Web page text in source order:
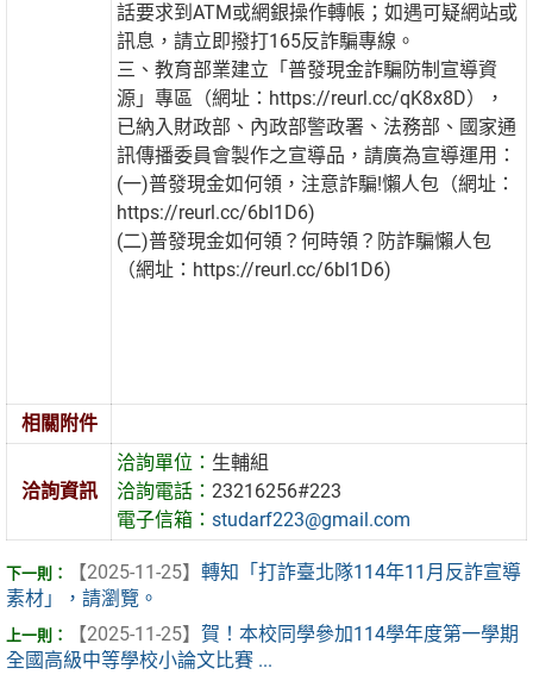
話要求到ATM或網銀操作轉帳；如遇可疑網站或
訊息，請立即撥打165反詐騙專線。
三、教育部業建立「普發現金詐騙防制宣導資
源」專區（網址：https://reurl.cc/qK8x8D），
已納入財政部、內政部警政署、法務部、國家通
訊傳播委員會製作之宣導品，請廣為宣導運用：
(一)普發現金如何領，注意詐騙!懶人包（網址：
https://reurl.cc/6bl1D6)
(二)普發現金如何領？何時領？防詐騙懶人包
（網址：https://reurl.cc/6bl1D6)
相關附件
洽詢資訊
洽詢單位： 生輔組
洽詢電話：23216256#223
電子信箱：studarf223@gmail.com
【2025-11-25】 轉知「打詐臺北隊114年11月反詐宣導
素材」，請瀏覽。
【2025-11-25】 賀！本校同學參加114學年度第一學期
全國高級中等學校小論文比賽 ...